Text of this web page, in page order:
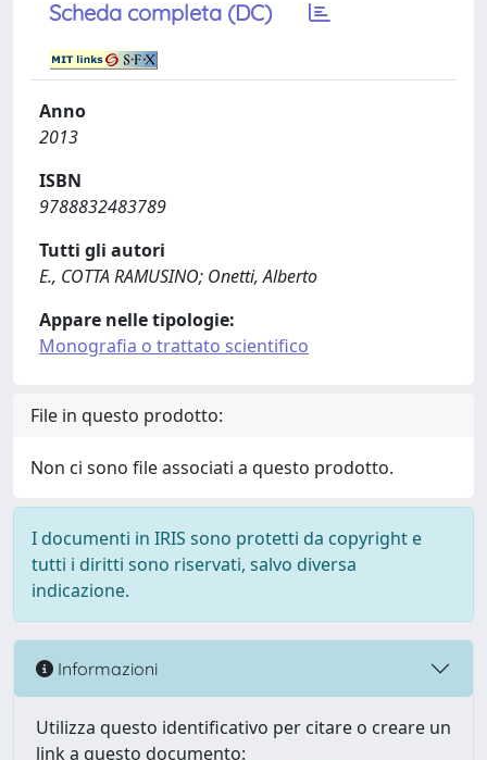
Scheda completa (DC)
Anno
2013
ISBN
9788832483789
Tutti gli autori
E., COTTA RAMUSINO; Onetti, Alberto
Appare nelle tipologie:
Monografia o trattato scientifico
File in questo prodotto:
Non ci sono file associati a questo prodotto.
I documenti in IRIS sono protetti da copyright e
tutti i diritti sono riservati, salvo diversa
indicazione.
Informazioni
Utilizza questo identificativo per citare o creare un
link a questo documento: